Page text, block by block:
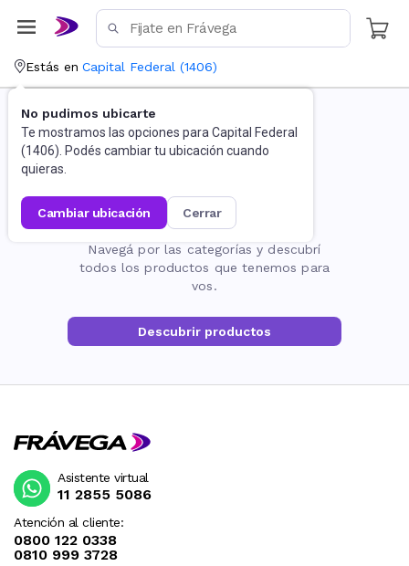
Estás en Capital Federal (1406)
No pudimos ubicarte
Te mostramos las opciones para Capital Federal
(1406). Podés cambiar tu ubicación cuando
quieras.
cambiar ubicación cerrar
La página no existe
Navegá por las categorías y descubrí
todos los productos que tenemos para
vos.
Descubrir productos
Atención al cliente:
0800 122 0338
0810 999 3728
Asistente virtual
11 2855 5086